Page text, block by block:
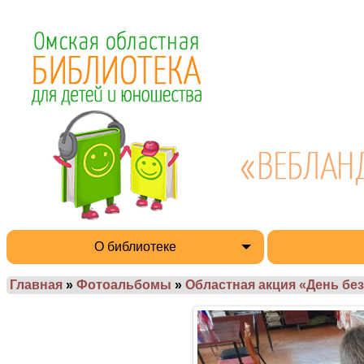
О библиотеке
Главная » Фотоальбомы » Областная акция «День